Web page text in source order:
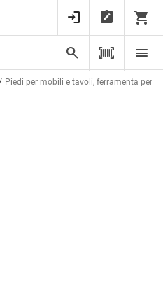
Piedi per mobili e tavoli, ferramenta per